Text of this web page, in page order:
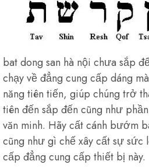
bat dong san hà nội chưa sắp
chạy về đẳng cung cấp dáng
năng tiên tiến, giúp chúng trở
tiên đến sắp đến cũng như
văn minh. Hãy cất cánh bướm
cũng như gì chế xây cất sự sức
cấp đẳng cung cấp thiết bị này.